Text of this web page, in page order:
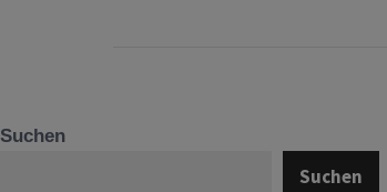
Suchen
Suchen